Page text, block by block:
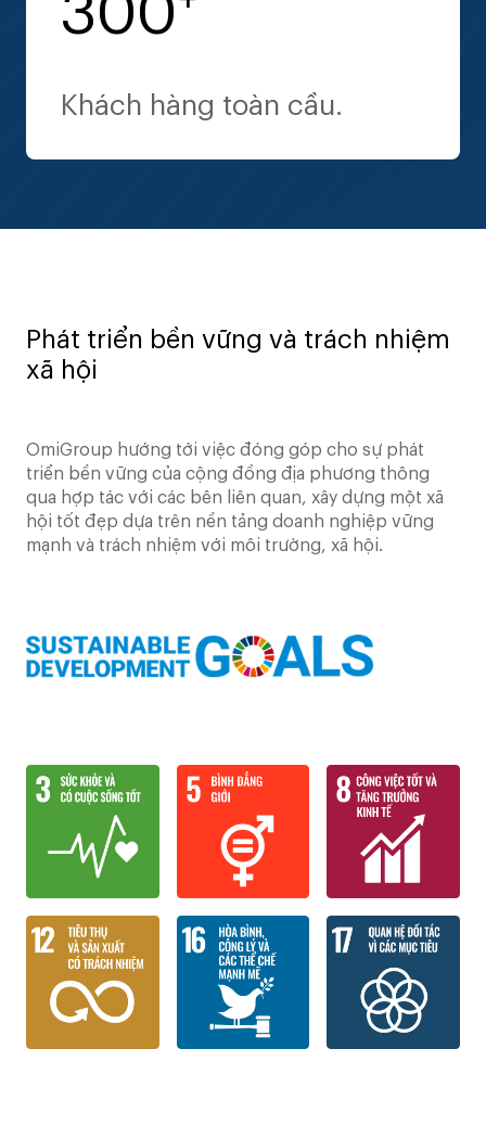
Khách hàng toàn cầu.
Phân phối trên khắp 34 tỉnh
Chuyên gia tích hợp dữ liệu
Phát triển bền vững và trách nhiệm
xã hội
OmiGroup hướng tới việc đóng góp cho sự phát
triển bền vững của cộng đồng địa phương thông
qua hợp tác với các bên liên quan, xây dựng một xã
hội tốt đẹp dựa trên nền tảng doanh nghiệp vững
mạnh và trách nhiệm với môi trường, xã hội.